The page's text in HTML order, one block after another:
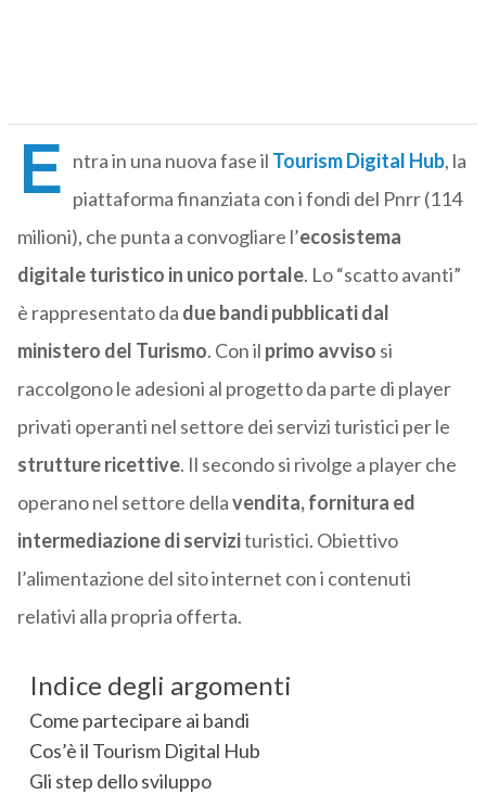
E ntra in una nuova fase il Tourism Digital Hub, la
piattaforma finanziata con i fondi del Pnrr (114
milioni), che punta a convogliare l’ecosistema
digitale turistico in unico portale. Lo “scatto avanti”
è rappresentato da due bandi pubblicati dal
ministero del Turismo. Con il primo avviso si
raccolgono le adesioni al progetto da parte di player
privati operanti nel settore dei servizi turistici per le
strutture ricettive. Il secondo si rivolge a player che
operano nel settore dellavendita, fornitura ed
intermediazione di servizituristici. Obiettivo
l’alimentazione del sito internet con i contenuti
relativi alla propria offerta.
Indice degli argomenti
Come partecipare ai bandi
Cos’è il Tourism Digital Hub
Gli step dello sviluppo